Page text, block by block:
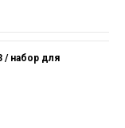
/ набор для